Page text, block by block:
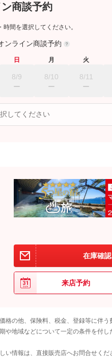
商談予約
間を選択してください。
ンライン商談予約
日
8/9
月
8/10
火
8/11
在庫確
来店予約
格の他、保険料、税金、登録等に伴
や地域などについて一定の条件を付し
い情報は、直接販売店へお問合せくだ